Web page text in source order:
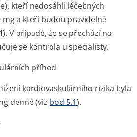
kteří nedosáhli léčebných
mg a kteří budou pravidelně
V případě, že se přechází na
se kontrola u specialisty.
příhod
kardiovaskulárního rizika byla
denně (viz bod 5.1).